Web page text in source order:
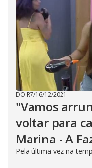
DO R7/16/12/2021
"Vamos
voltar para
Marina - A
Pela última vez na